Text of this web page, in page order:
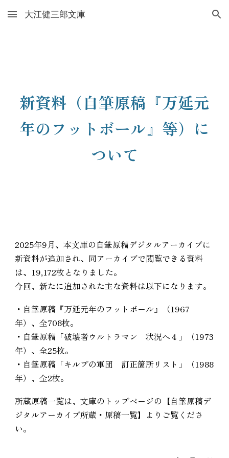
Skip to main content Skip to navigation
大江健三郎文庫
新資料（自筆原稿『万延元
年のフットボール』等）に
ついて
2025年9月、本文庫の自筆原稿デジタルアーカイブに
新資料が追加され、同アーカイブで閲覧できる資料
は、19,172枚となりました。
今回、新たに追加された主な資料は以下になります。
・自筆原稿『万延元年のフットボール』（1967
年）、全708枚。
・自筆原稿「破壊者ウルトラマン 状況へ４」（1973
年）、全25枚。
・自筆原稿「キルプの軍団 訂正箇所リスト」（1988
年）、全2枚。
所蔵原稿一覧は、文庫のトップページの【自筆原稿デ
ジタルアーカイブ所蔵・原稿一覧】よりご覧くださ
い。